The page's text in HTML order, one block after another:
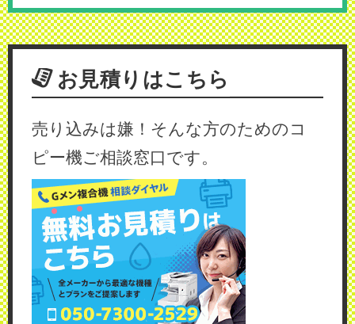
お見積りはこちら
売り込みは嫌！そんな方のためのコ
ピー機ご相談窓口です。